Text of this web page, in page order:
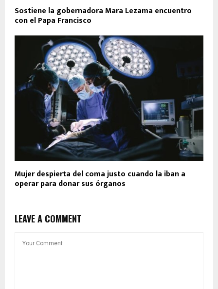
Sostiene la gobernadora Mara Lezama encuentro
con el Papa Francisco
Mujer despierta del coma justo cuando la iban a
operar para donar sus órganos
LEAVE A COMMENT